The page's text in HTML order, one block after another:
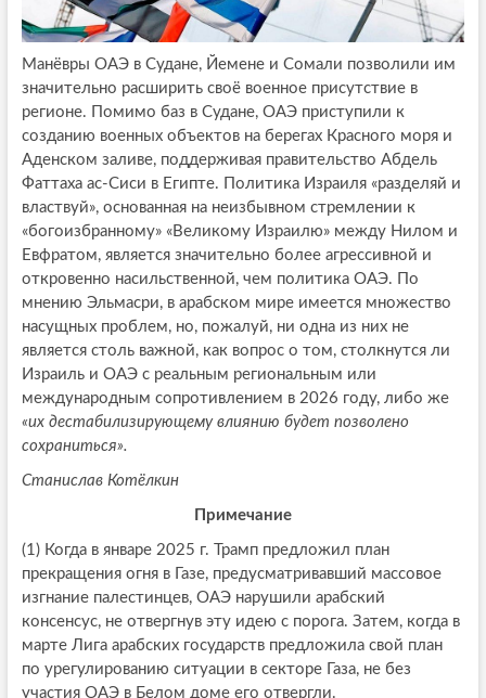
Манёвры ОАЭ в Судане, Йемене и Сомали позволили им
значительно расширить своё военное присутствие в
регионе. Помимо баз в Судане, ОАЭ приступили к
созданию военных объектов на берегах Красного моря и
Аденском заливе, поддерживая правительство Абдель
Фаттаха ас-Сиси в Египте. Политика Израиля «разделяй и
властвуй», основанная на неизбывном стремлении к
«богоизбранному» «Великому Израилю» между Нилом и
Евфратом, является значительно более агрессивной и
откровенно насильственной, чем политика ОАЭ. По
мнению Эльмасри, в арабском мире имеется множество
насущных проблем, но, пожалуй, ни одна из них не
является столь важной, как вопрос о том, столкнутся ли
Израиль и ОАЭ с реальным региональным или
международным сопротивлением в 2026 году, либо же
«их дестабилизирующему влиянию будет позволено
сохраниться».
Станислав Котёлкин
Примечание
(1) Когда в январе 2025 г. Трамп предложил план
прекращения огня в Газе, предусматривавший массовое
изгнание палестинцев, ОАЭ нарушили арабский
консенсус, не отвергнув эту идею с порога. Затем, когда в
марте Лига арабских государств предложила свой план
по урегулированию ситуации в секторе Газа, не без
участия ОАЭ в Белом доме его отвергли.